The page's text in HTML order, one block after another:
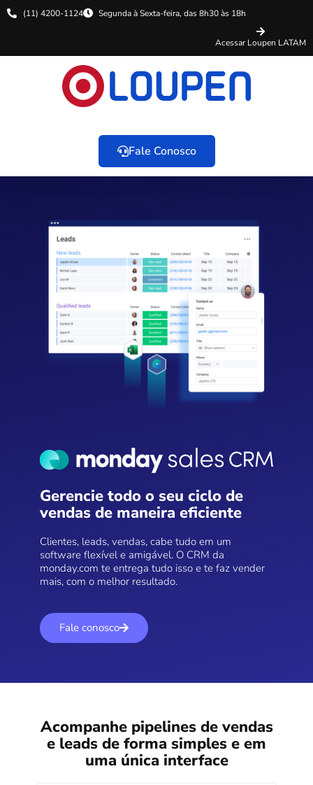
(11) 4200-1124 Segunda à Sexta-feira, das 8h30 às 18h
Acessar Loupen LATAM
Fale Conosco
Gerencie todo o seu ciclo de
vendas de maneira eficiente
Clientes, leads, vendas, cabe tudo em um
software flexível e amigável. O CRM da
monday.com te entrega tudo isso e te faz vender
mais, com o melhor resultado.
Fale conosco
Acompanhe pipelines de vendas
e leads de forma simples e em
uma única interface